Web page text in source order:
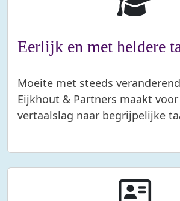
Eerlijk en met heldere
Moeite met steeds
Eijkhout & Partners maakt
vertaalslag naar begrijpelijke